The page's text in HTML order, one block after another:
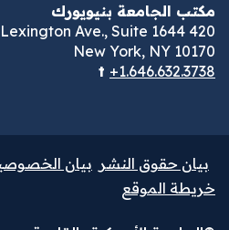
مكتب الجامعة بنيويورك
420 Lexington Ave., Suite 1644
New York, NY 10170
t+1.646.632.3738
بيان حقوق النشر بيان الخصوصية
خريطة الموقع